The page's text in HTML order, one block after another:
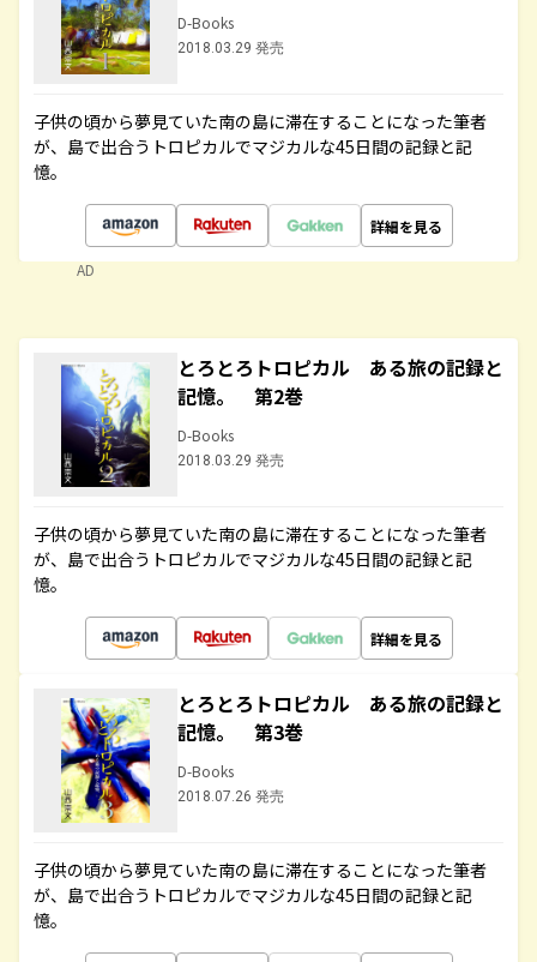
D-Books
2018.03.29 発売
子供の頃から夢見ていた南の島に滞在することになった筆者
が、島で出合うトロピカルでマジカルな45日間の記録と記
憶。
詳細を見る
AD
とろとろトロピカル ある旅の記録と
記憶。 第2巻
D-Books
2018.03.29 発売
子供の頃から夢見ていた南の島に滞在することになった筆者
が、島で出合うトロピカルでマジカルな45日間の記録と記
憶。
詳細を見る
とろとろトロピカル ある旅の記録と
記憶。 第3巻
D-Books
2018.07.26 発売
子供の頃から夢見ていた南の島に滞在することになった筆者
が、島で出合うトロピカルでマジカルな45日間の記録と記
憶。